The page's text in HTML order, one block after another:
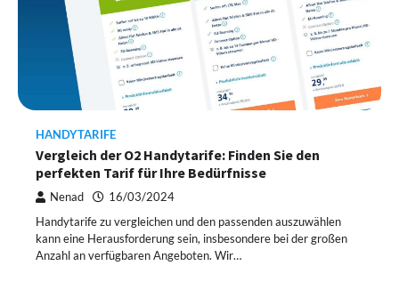
HANDYTARIFE
Vergleich der O2 Handytarife: Finden Sie den
perfekten Tarif für Ihre Bedürfnisse
Nenad 16/03/2024
Handytarife zu vergleichen und den passenden auszuwählen
kann eine Herausforderung sein, insbesondere bei der großen
Anzahl an verfügbaren Angeboten. Wir…